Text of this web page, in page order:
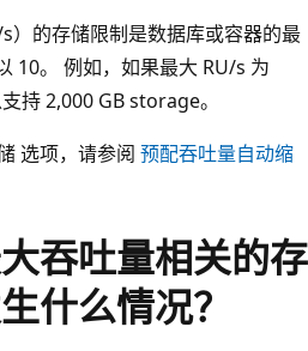
）的存储限制是数据库或容器的最
10。 例如，如果最大 RU/s 为
持 2,000 GB storage。
选项，请参阅 预配吞吐量自动缩
吞吐量相关的存
什么情况？